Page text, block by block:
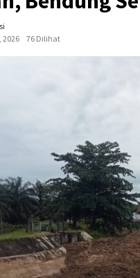
2026
76 Dilihat